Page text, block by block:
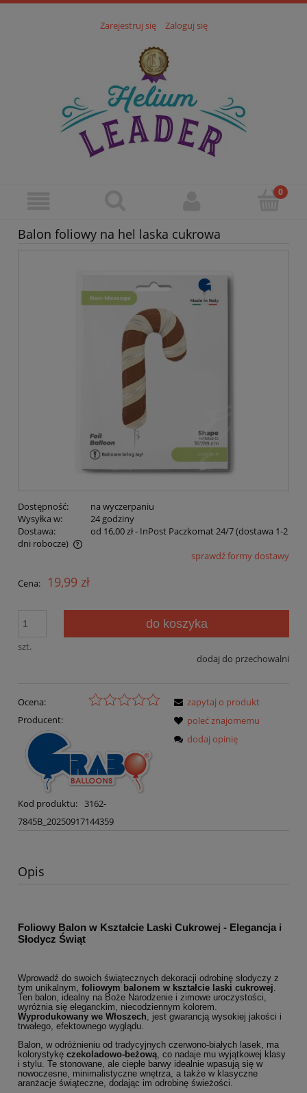
Zarejestruj się Zaloguj się
Balon foliowy na hel laska cukrowa
Dostępność:
na wyczerpaniu
Wysyłka w:
24 godziny
Dostawa:
od 16,00 zł- InPost Paczkomat 24/7 (dostawa 1-2
dni robocze)
Cena nie zawiera ewentualnych kosztów płatnościsprawdź formy dostawy
Cena: 19,99 zł
szt.
do koszyka
dodaj do przechowalni
Ocena:
Producent:
Kod produktu: 3162-
7845B_20250917144359
zapytaj o produkt
poleć znajomemu
dodaj opinię
Opis
Foliowy Balon w Kształcie Laski Cukrowej - Elegancja i
Słodycz Świąt
Wprowadź do swoich świątecznych dekoracji odrobinę słodyczy z
tym unikalnym, foliowym balonem w kształcie laski cukrowej
Ten balon, idealny na Boże Narodzenie i zimowe uroczystości,
wyróżnia się eleganckim, niecodziennym kolorem.
Wyprodukowany we Włoszech , jest gwarancją wysokiej jakości i
trwałego, efektownego wyglądu.
Balon, w odróżnieniu od tradycyjnych czerwono-białych lasek, ma
kolorystykę czekoladowo-beżową , co nadaje mu wyjątkowej klasy
i stylu. Te stonowane, ale ciepłe barwy idealnie wpasują się w
nowoczesne, minimalistyczne wnętrza, a także w klasyczne
aranżacje świąteczne, dodając im odrobinę świeżości.